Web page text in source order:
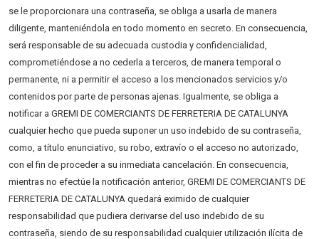
se le proporcionara una contraseña, se obliga a usarla de manera
diligente, manteniéndola en todo momento en secreto. En consecuencia,
será responsable de su adecuada custodia y confidencialidad,
comprometiéndose a no cederla a terceros, de manera temporal o
permanente, ni a permitir el acceso a los mencionados servicios y/o
contenidos por parte de personas ajenas. Igualmente, se obliga a
notificar a GREMI DE COMERCIANTS DE FERRETERIA DE CATALUNYA
cualquier hecho que pueda suponer un uso indebido de su contraseña,
como, a título enunciativo, su robo, extravío o el acceso no autorizado,
con el fin de proceder a su inmediata cancelación. En consecuencia,
mientras no efectúe la notificación anterior, GREMI DE COMERCIANTS DE
FERRETERIA DE CATALUNYA quedará eximido de cualquier
responsabilidad que pudiera derivarse del uso indebido de su
contraseña, siendo de su responsabilidad cualquier utilización ilícita de